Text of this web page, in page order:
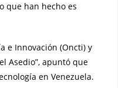
que han hecho es
e Innovación (Oncti) y
Asedio”, apuntó que
en Venezuela.